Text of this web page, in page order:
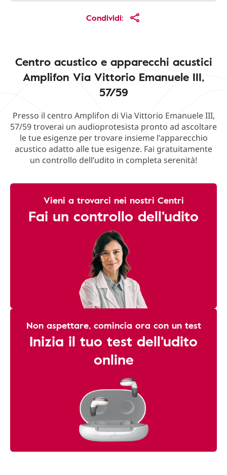
Condividi:
Centro acustico e apparecchi acustici
Amplifon Via Vittorio Emanuele III,
57/59
Presso il centro Amplifon di Via Vittorio Emanuele III,
57/59 troverai un audioprotesista pronto ad ascoltare
le tue esigenze per trovare insieme l'apparecchio
acustico adatto alle tue esigenze. Fai gratuitamente
un controllo dell’udito in completa serenità!
Vieni a trovarci nei nostri Centri
Fai un controllo dell'udito
Non aspettare, comincia ora con un test
Inizia il tuo test dell'udito
online